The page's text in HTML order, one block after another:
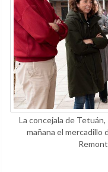
La concejala de
mañana el mercadillo